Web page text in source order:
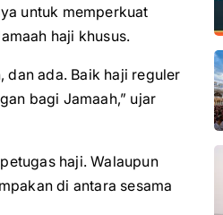
untuk memperkuat
haji khusus.
dan ada. Baik haji reguler
bagi Jamaah,” ujar
haji. Walaupun
di antara sesama